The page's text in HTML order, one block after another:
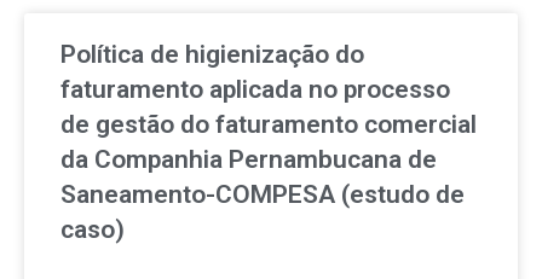
Política de higienização do
faturamento aplicada no processo
de gestão do faturamento comercial
da Companhia Pernambucana de
Saneamento-COMPESA (estudo de
caso)